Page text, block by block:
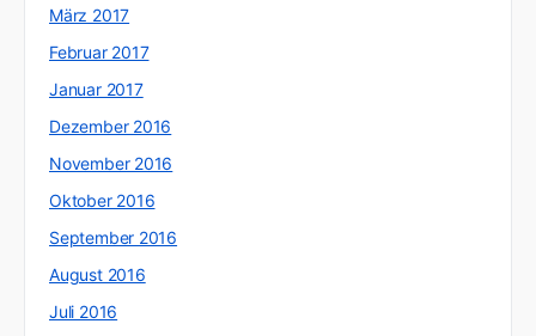
März 2017
Februar 2017
Januar 2017
Dezember 2016
November 2016
Oktober 2016
September 2016
August 2016
Juli 2016